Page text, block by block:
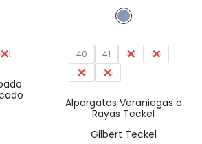
XXL 40 41 42
43
44
45
Alpargatas Veraniegas a
Rayas Teckel
Gilbert Teckel